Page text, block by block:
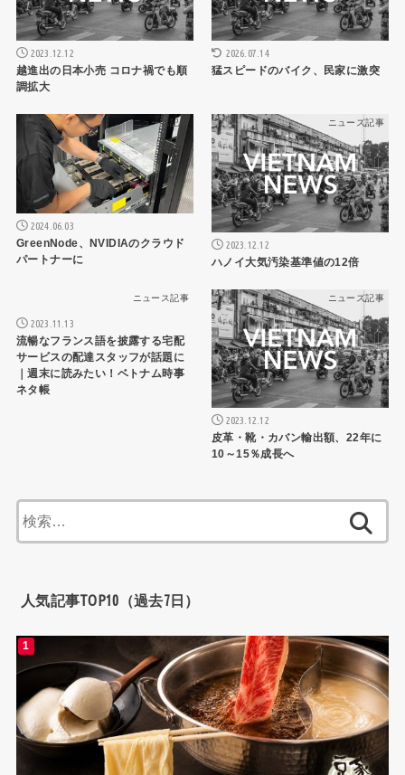
2023.12.12
越進出の日本小売 コロナ禍でも順
調拡大
2026.07.14
猛スピードのバイク、民家に激突
ニュース記事
2024.06.03
GreenNode、NVIDIAのクラウド
パートナーに
ニュース記事
2023.12.12
ハノイ大気汚染基準値の12倍
ニュース記事
2023.11.13
流暢なフランス語を披露する宅配
サービスの配達スタッフが話題に
｜週末に読みたい！ベトナム時事
ネタ帳
ニュース記事
2023.12.12
皮革・靴・カバン輸出額、22年に
10～15％成長へ
索:
人気記事TOP10（過去7日）